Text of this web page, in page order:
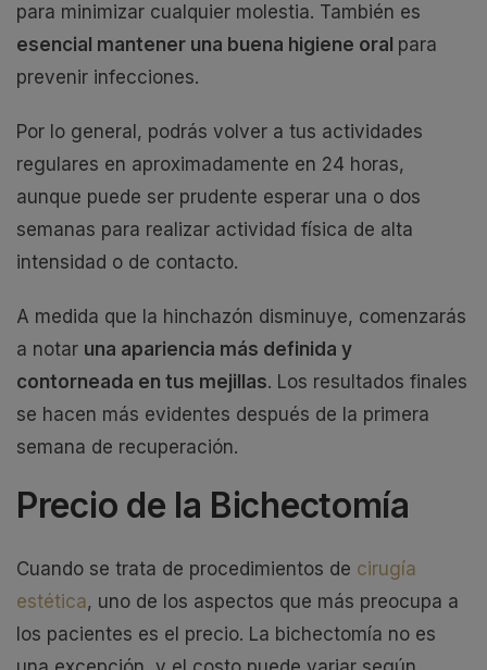
para minimizar cualquier molestia. También es
esencial mantener una buena higiene oral para
prevenir infecciones.
Por lo general, podrás volver a tus actividades
regulares en aproximadamente en 24 horas,
aunque puede ser prudente esperar una o dos
semanas para realizar actividad física de alta
intensidad o de contacto.
A medida que la hinchazón disminuye, comenzarás
a notar una apariencia más definida y
contorneada en tus mejillas. Los resultados finales
se hacen más evidentes después de la primera
semana de recuperación.
Precio de la Bichectomía
Cuando se trata de procedimientos de cirugía
estética, uno de los aspectos que más preocupa a
los pacientes es el precio. La bichectomía no es